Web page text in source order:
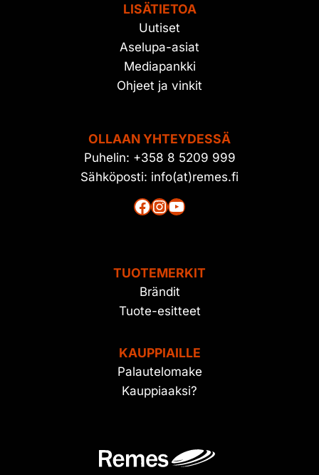
LISÄTIETOA
Uutiset
Aselupa-asiat
Mediapankki
Ohjeet ja vinkit
OLLAAN YHTEYDESSÄ
Puhelin: +358 8 5209 999
Sähköposti: info(at)remes.fi
Facebook
Instagram
YouTube
TUOTEMERKIT
Brändit
Tuote-esitteet
KAUPPIAILLE
Palautelomake
Kauppiaaksi?